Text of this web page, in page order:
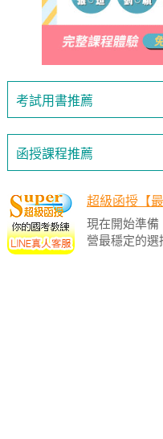
考試用書推薦
函授課程推薦
超級函授【最
現在開始準備
營最穩定的選